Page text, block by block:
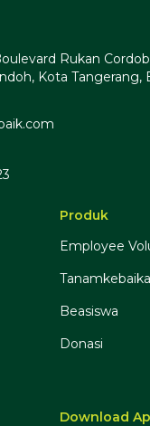
Rukan
Kota Tangerang,
Produk
Employee
Beasiswa
Donasi
Download